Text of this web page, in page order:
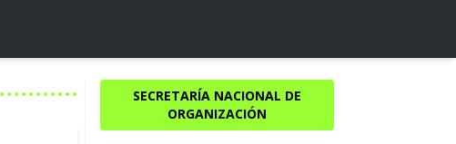
SECRETARÍA NACIONAL DE
ORGANIZACIÓN